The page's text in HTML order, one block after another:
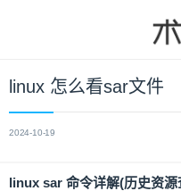
linux 怎么看sar文件
2024-10-19
linux sar 命令详解(历史资